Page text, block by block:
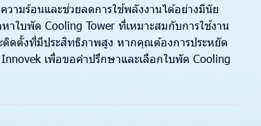
วามร้อนและช่วยลดการใช้พลังงานได้อย่างมีนัย
ใบพัด Cooling Tower ที่เหมาะสมกับการใช้งาน
ดตั้งที่มีประสิทธิภาพสูง หากคุณต้องการประหยัด
เพื่อขอคำปรึกษาและเลือกใบพัด Cooling